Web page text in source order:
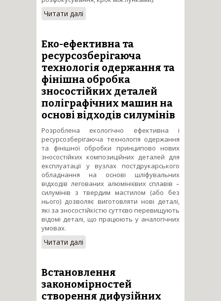
Читати далі
топографії поверхні виробів
опроміненням
Еко-ефективна та
ресурсозберігаюча
технологія одержання та
фінішна обробка
зносостійких деталей
поліграфічних машин на
основі відходів силумінів
Розроблена екологічно ефективна і
ресурсозберігаюча технологія одержання
та фінішної обробки принципово нових
зносостійких композиційних деталей для
експлуатації у вузлах постдрукарського
обладнання на основі шліфувальних
відходів легованих алюмінієвих сплавів –
силумінів з твердим мастилом (або без
нього) дозволяє виготовляти нові деталі,
які за зносостійкістю суттєво перевищують
відомі деталі, що працюють у аналогічних
умовах.
Читати далі
ресурсозберігаюча
фінішна обробка
зносостійких деталей
поліграфічних машин на
основі відходів силумінів
Встановлення
закономірностей
створення дифузійних